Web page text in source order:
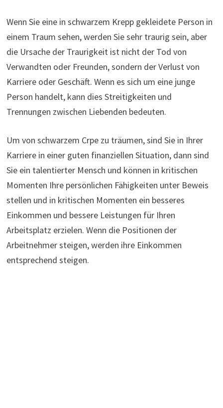
Wenn Sie eine in schwarzem Krepp gekleidete Person in
einem Traum sehen, werden Sie sehr traurig sein, aber
die Ursache der Traurigkeit ist nicht der Tod von
Verwandten oder Freunden, sondern der Verlust von
Karriere oder Geschäft. Wenn es sich um eine junge
Person handelt, kann dies Streitigkeiten und
Trennungen zwischen Liebenden bedeuten.
Um von schwarzem Crpe zu träumen, sind Sie in Ihrer
Karriere in einer guten finanziellen Situation, dann sind
Sie ein talentierter Mensch und können in kritischen
Momenten Ihre persönlichen Fähigkeiten unter Beweis
stellen und in kritischen Momenten ein besseres
Einkommen und bessere Leistungen für Ihren
Arbeitsplatz erzielen. Wenn die Positionen der
Arbeitnehmer steigen, werden ihre Einkommen
entsprechend steigen.